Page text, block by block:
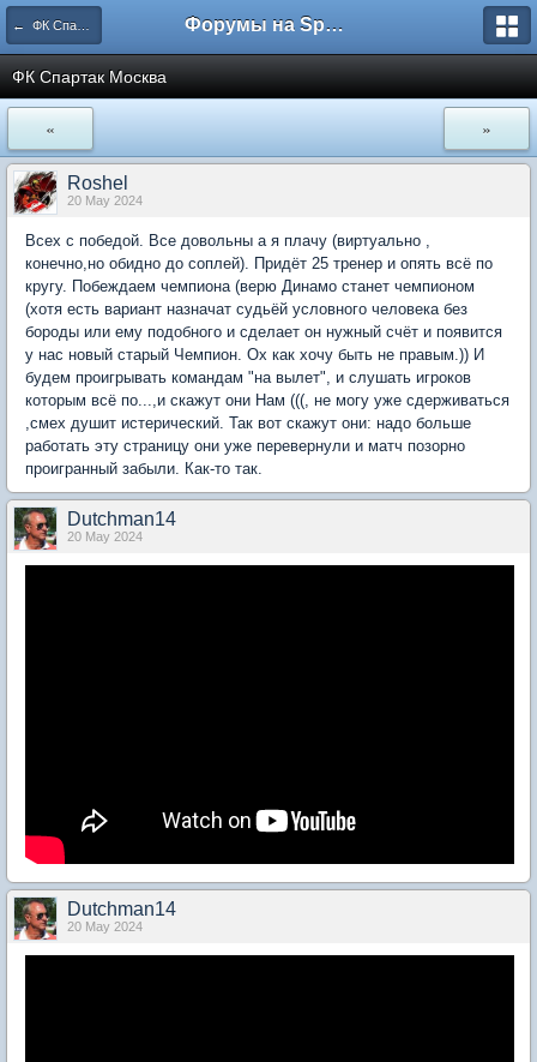
← ФК Спартак Москва Форумы на Sportbox.ru
ФК Спартак Москва
« »
Roshel
20 May 2024
Всех с победой. Все довольны а я плачу (виртуально ,
конечно,но обидно до соплей). Придёт 25 тренер и опять всё по
кругу. Побеждаем чемпиона (верю Динамо станет чемпионом
(хотя есть вариант назначат судьёй условного человека без
бороды или ему подобного и сделает он нужный счёт и появится
у нас новый старый Чемпион. Ох как хочу быть не правым.)) И
будем проигрывать командам "на вылет", и слушать игроков
которым всё по...,и скажут они Нам (((, не могу уже сдерживаться
,смех душит истерический. Так вот скажут они: надо больше
работать эту страницу они уже перевернули и матч позорно
проигранный забыли. Как-то так.
Dutchman14
20 May 2024
Dutchman14
20 May 2024